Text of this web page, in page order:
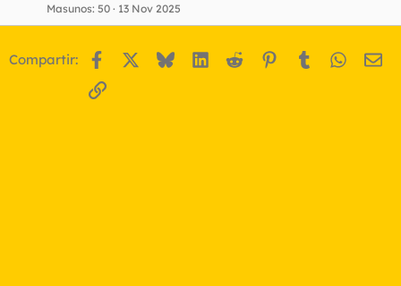
Masunos 50 13 Nov 2025
Compartir: Facebook BlueskyLinkedIn
Reddit Pinterest
Tumblr
Enlace